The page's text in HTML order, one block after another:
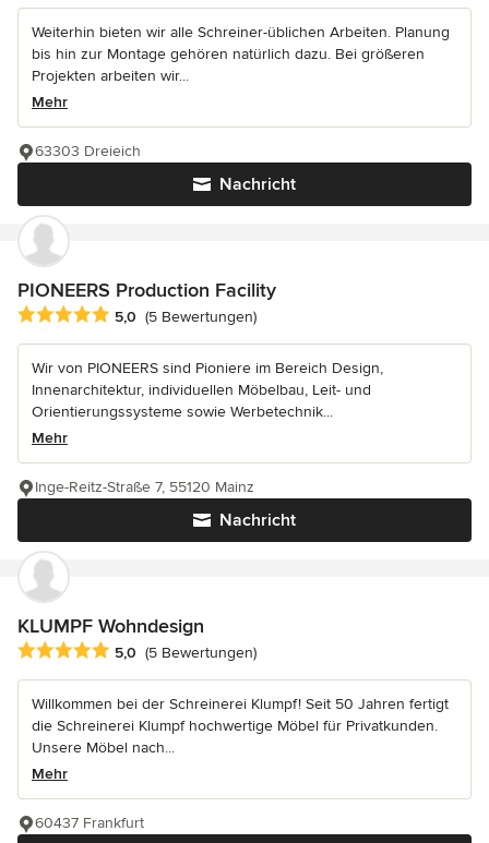
Weiterhin bieten wir alle Schreiner-üblichen Arbeiten. Planung
bis hin zur Montage gehören natürlich dazu. Bei größeren
Projekten arbeiten wir...
Mehr
Nachricht
63303 Dreieich
PIONEERS Production Facility
Durchschnittliche Bewertung: 5 von 5 Sternen
5,0 (5 Bewertungen)
Wir von PIONEERS sind Pioniere im Bereich Design,
Innenarchitektur, individuellen Möbelbau, Leit- und
Orientierungssysteme sowie Werbetechnik...
Mehr
Nachricht
Inge-Reitz-Straße 7, 55120 Mainz
KLUMPF Wohndesign
Durchschnittliche Bewertung: 5 von 5 Sternen
5,0 (5 Bewertungen)
Willkommen bei der Schreinerei Klumpf! Seit 50 Jahren fertigt
die Schreinerei Klumpf hochwertige Möbel für Privatkunden.
Unsere Möbel nach...
Mehr
60437 Frankfurt